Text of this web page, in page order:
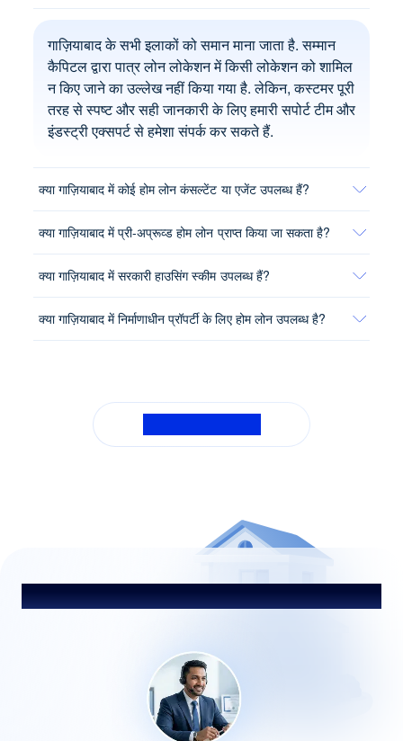
गाज़ियाबाद के सभी इलाकों को समान माना जाता है. सम्मान
कैपिटल द्वारा पात्र लोन लोकेशन में किसी लोकेशन को शामिल
न किए जाने का उल्लेख नहीं किया गया है. लेकिन, कस्टमर पूरी
तरह से स्पष्ट और सही जानकारी के लिए हमारी सपोर्ट टीम और
इंडस्ट्री एक्सपर्ट से हमेशा संपर्क कर सकते हैं.
क्या गाज़ियाबाद में कोई होम लोन कंसल्टेंट या एजेंट उपलब्ध हैं?
क्या गाज़ियाबाद में प्री-अप्रूव्ड होम लोन प्राप्त किया जा सकता है?
क्या गाज़ियाबाद में सरकारी हाउसिंग स्कीम उपलब्ध हैं?
क्या गाज़ियाबाद में निर्माणाधीन प्रॉपर्टी के लिए होम लोन उपलब्ध है?
हमारे सलाहकार से बात करें